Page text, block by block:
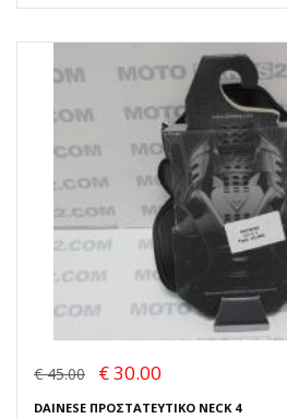
€ 45.00 € 30.00
DAINESE ΠΡΟΣΤΑΤΕΥΤΙΚΟ NECK 4